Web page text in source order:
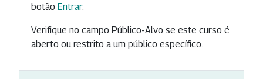
botão Entrar.
Verifique no campo Público-Alvo se este curso é
aberto ou restrito a um público específico.